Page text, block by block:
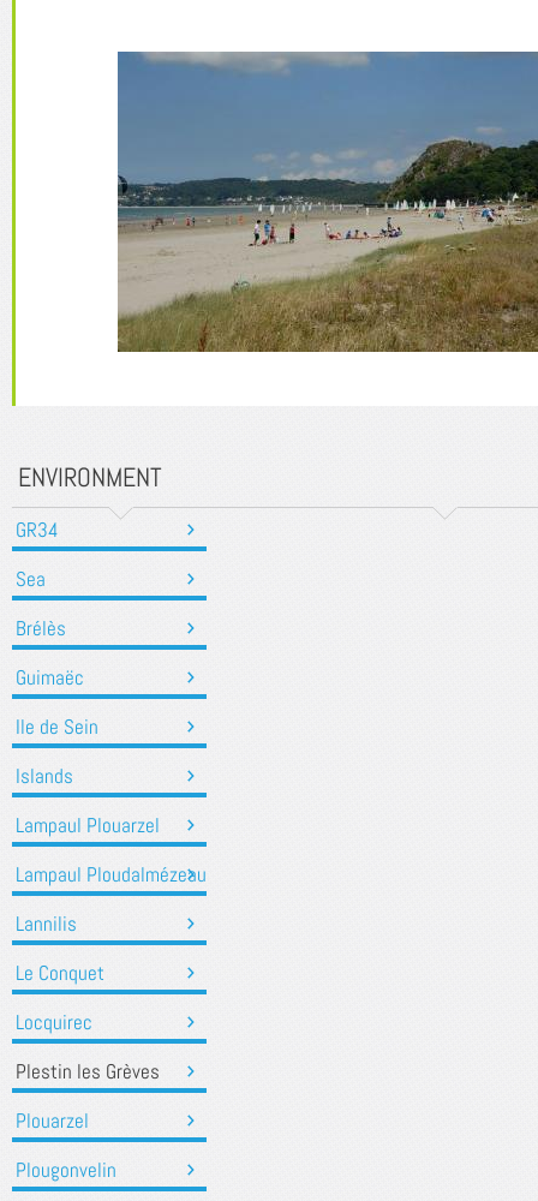
ENVIRONMENT
GR34
Sea
Brélès
Guimaëc
Ile de Sein
Islands
Lampaul Plouarzel
Lampaul Ploudalmézeau
Lannilis
Le Conquet
Locquirec
Plestin les Grèves
Plouarzel
Plougonvelin